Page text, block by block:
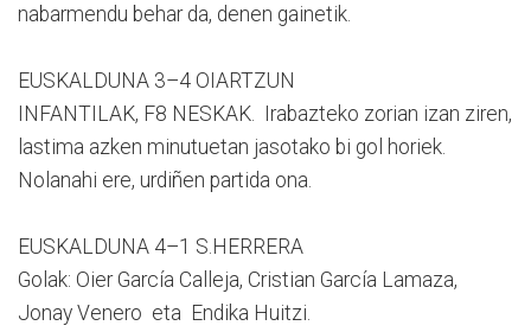
nabarmendu behar da, denen gainetik.
EUSKALDUNA 3–4 OIARTZUN
INFANTILAK, F8 NESKAK. Irabazteko zorian izan ziren,
lastima azken minutuetan jasotako bi gol horiek.
Nolanahi ere, urdiñen partida ona.
EUSKALDUNA 4–1 S.HERRERA
Golak: Oier García Calleja, Cristian García Lamaza,
Jonay Venero eta Endika Huitzi.